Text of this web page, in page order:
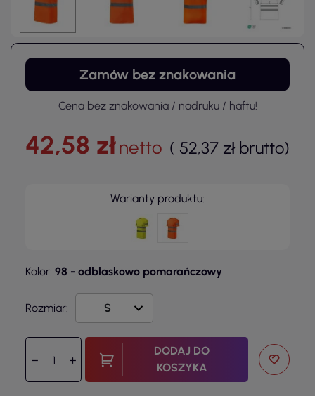
Zamów bez znakowania
Cena bez znakowania / nadruku / haftu!
42,58 złnetto ( 52,37 zł brutto)
Warianty produktu:
Kolor: 98 - odblaskowo pomarańczowy
Rozmiar:
DODAJ DO
KOSZYKA